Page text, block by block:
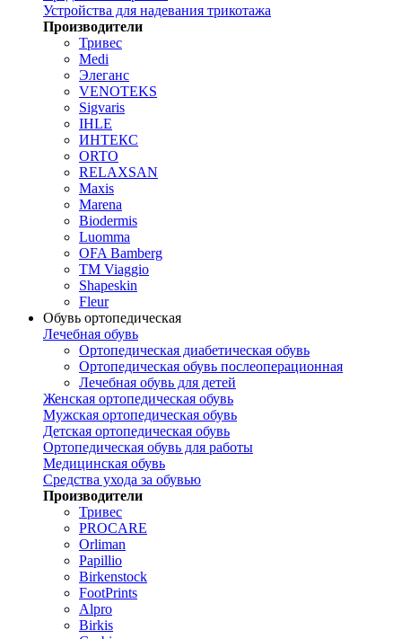
Устройства для надевания трикотажа
Производители
Тривес
Medi
Элеганс
VENOTEKS
Sigvaris
IHLE
ИНТЕКС
ORTO
RELAXSAN
Maxis
Marena
Biodermis
Luomma
OFA Bamberg
TM Viaggio
Shapeskin
Fleur
Обувь ортопедическая
Лечебная обувь
Ортопедическая диабетическая обувь
Ортопедическая обувь послеоперационная
Лечебная обувь для детей
Женская ортопедическая обувь
Мужская ортопедическая обувь
Детская ортопедическая обувь
Ортопедическая обувь для работы
Медицинская обувь
Средства ухода за обувью
Производители
Тривес
PROCARE
Orliman
Papillio
Birkenstock
FootPrints
Alpro
Birkis